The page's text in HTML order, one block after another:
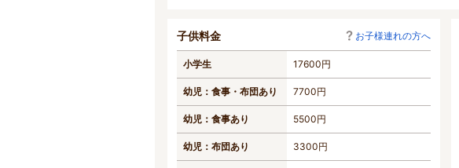
子供料金 お子様連れの方へ
小学生 17600円
幼児：食事・布団あり 7700円
幼児：食事あり 5500円
幼児：布団あり 3300円